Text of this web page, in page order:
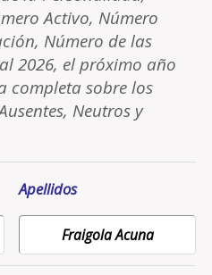
Activo, Número
Número de las
2026, el próximo año
completa sobre los
Neutros y
Apellidos